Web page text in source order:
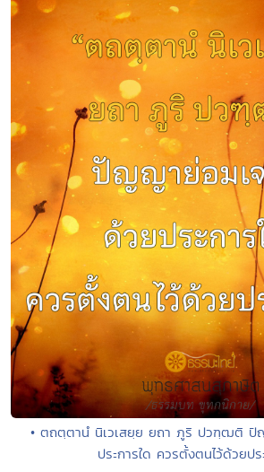
• ตถตฺตานํ นิเวเสยฺย ยถา ภูริ ปวฑฺฒติ
ประการใด ควรตั้งตนไว้ด้วยป